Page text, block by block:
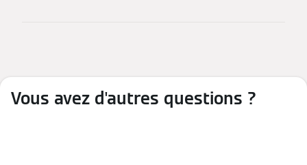
Vous avez d'autres questions ?